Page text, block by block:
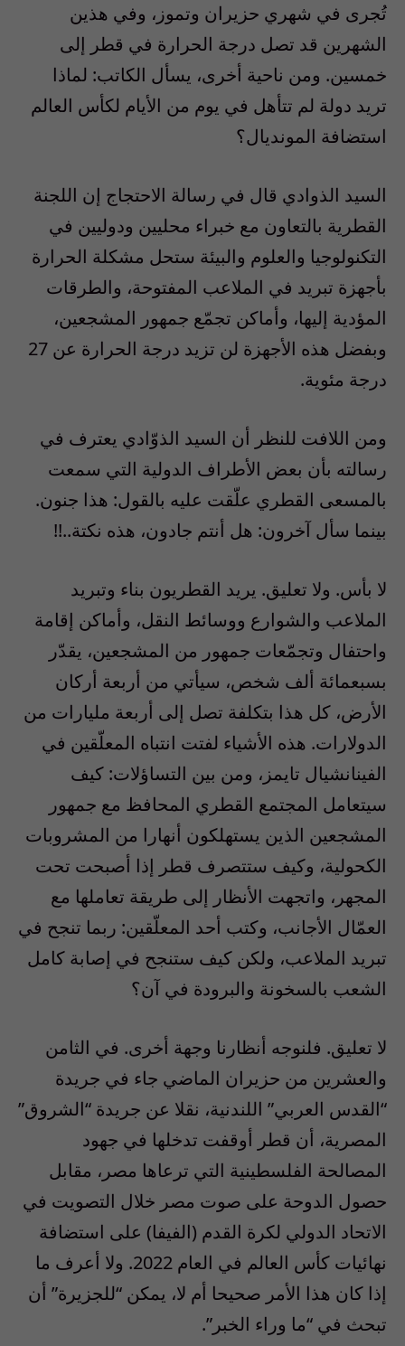
تُجرى في شهري حزيران وتموز، وفي هذين
الشهرين قد تصل درجة الحرارة في قطر إلى
خمسين. ومن ناحية أخرى، يسأل الكاتب: لماذا
تريد دولة لم تتأهل في يوم من الأيام لكأس العالم
استضافة المونديال؟
السيد الذوادي قال في رسالة الاحتجاج إن اللجنة
القطرية بالتعاون مع خبراء محليين ودوليين في
التكنولوجيا والعلوم والبيئة ستحل مشكلة الحرارة
بأجهزة تبريد في الملاعب المفتوحة، والطرقات
المؤدية إليها، وأماكن تجمّع جمهور المشجعين،
وبفضل هذه الأجهزة لن تزيد درجة الحرارة عن 27
درجة مئوية.
ومن اللافت للنظر أن السيد الذوّادي يعترف في
رسالته بأن بعض الأطراف الدولية التي سمعت
بالمسعى القطري علّقت عليه بالقول: هذا جنون.
بينما سأل آخرون: هل أنتم جادون، هذه نكتة..!!
لا بأس. ولا تعليق. يريد القطريون بناء وتبريد
الملاعب والشوارع ووسائط النقل، وأماكن إقامة
واحتفال وتجمّعات جمهور من المشجعين، يقدّر
بسبعمائة ألف شخص، سيأتي من أربعة أركان
الأرض، كل هذا بتكلفة تصل إلى أربعة مليارات من
الدولارات. هذه الأشياء لفتت انتباه المعلّقين في
الفينانشيال تايمز، ومن بين التساؤلات: كيف
سيتعامل المجتمع القطري المحافظ مع جمهور
المشجعين الذين يستهلكون أنهارا من المشروبات
الكحولية، وكيف ستتصرف قطر إذا أصبحت تحت
المجهر، واتجهت الأنظار إلى طريقة تعاملها مع
العمّال الأجانب، وكتب أحد المعلّقين: ربما تنجح في
تبريد الملاعب، ولكن كيف ستنجح في إصابة كامل
الشعب بالسخونة والبرودة في آن؟
لا تعليق. فلنوجه أنظارنا وجهة أخرى. في الثامن
والعشرين من حزيران الماضي جاء في جريدة
“القدس العربي” اللندنية، نقلا عن جريدة “الشروق”
المصرية، أن قطر أوقفت تدخلها في جهود
المصالحة الفلسطينية التي ترعاها مصر، مقابل
حصول الدوحة على صوت مصر خلال التصويت في
الاتحاد الدولي لكرة القدم (الفيفا) على استضافة
نهائيات كأس العالم في العام 2022. ولا أعرف ما
إذا كان هذا الأمر صحيحا أم لا، يمكن “للجزيرة” أن
تبحث في “ما وراء الخبر”.